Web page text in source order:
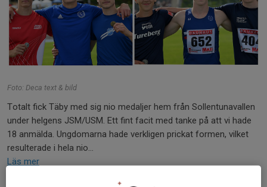
Foto: Deca text & bild
Totalt fick Täby med sig nio medaljer hem från Sollentunavallen
under helgens JSM/USM. Ett fint facit med tanke på att vi hade
18 anmälda. Ungdomarna hade verkligen prickat formen, vilket
resulterade i hela nio...
Läs mer